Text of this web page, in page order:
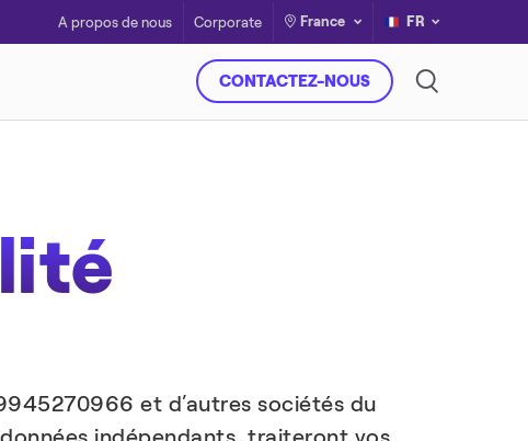
A propos de nous Corporate France FR
CONTACTEZ-NOUS
et d’autres sociétés du